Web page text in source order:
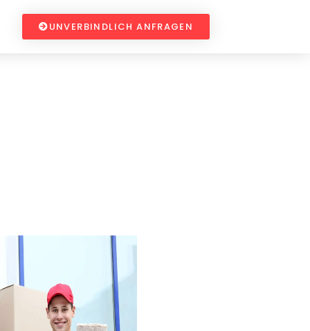
UNVERBINDLICH ANFRAGEN